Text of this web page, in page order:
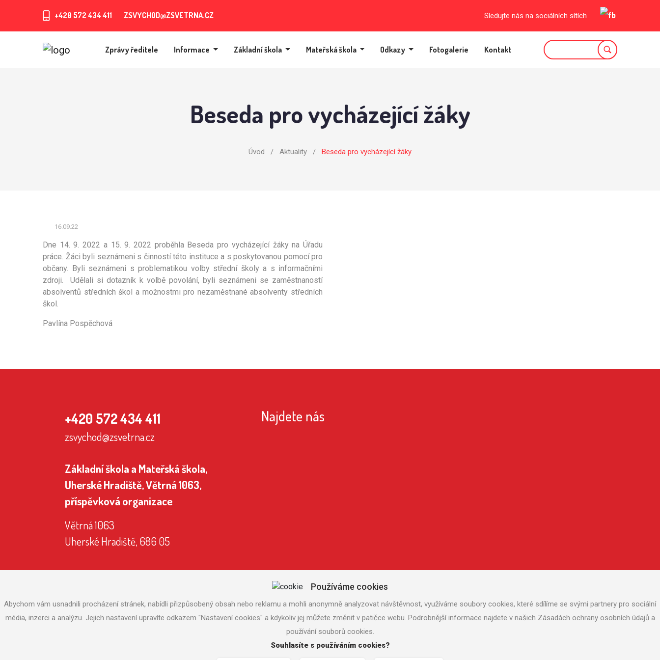
+420 572 434 411 ZSVYCHOD@ZSVETRNA.CZ Sledujte nás na sociálních sítích
Zprávy ředitele Informace Základní škola Mateřská škola Odkazy Fotogalerie Kontakt
Beseda pro vycházející žáky
Úvod / Aktuality / Beseda pro vycházející žáky
16.09.22
Dne 14. 9. 2022 a 15. 9. 2022 proběhla Beseda pro vycházející žáky na Úřadu
práce. Žáci byli seznámeni s činností této instituce a s poskytovanou pomocí pro
občany. Byli seznámeni s problematikou volby střední školy a s informačními
zdroji. Udělali si dotazník k volbě povolání, byli seznámeni se zaměstnaností
absolventů středních škol a možnostmi pro nezaměstnané absolventy středních
škol.
Pavlína Pospěchová
+420 572 434 411
zsvychod@zsvetrna.cz
Základní škola a Mateřská škola,
Uherské Hradiště, Větrná 1063,
příspěvková organizace
Větrná 1063
Uherské Hradiště, 686 05
Najdete nás
| Tvorba www stránekMACHIN.cz
Používáme cookies
Abychom vám usnadnili procházení stránek, nabídli přizpůsobený obsah nebo reklamu a mohli anonymně analyzovat návštěvnost, využíváme soubory cookies, které sdílíme se svými partnery pro sociální
média, inzerci a analýzu. Jejich nastavení upravíte odkazem "Nastavení cookies" a kdykoliv jej můžete změnit v patičce webu. Podrobnější informace najdete v našich Zásadách ochrany osobních údajů a
používání souborů cookies.
Souhlasíte s používáním cookies?